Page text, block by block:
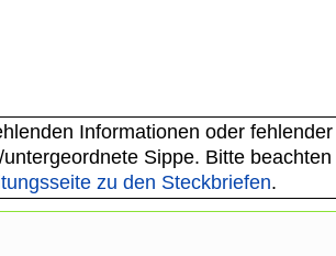
Informationen oder
untergeordnete Sippe. Bitte
zu den Steckbriefen.